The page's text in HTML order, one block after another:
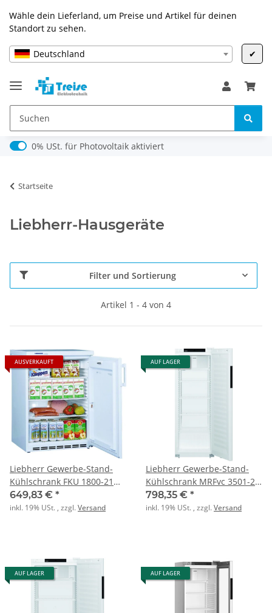
Wähle dein Lieferland, um Preise und Artikel für deinen
Standort zu sehen.
Deutschland ✔
0% USt. für Photovoltaik (§ 12 Abs. 3 UStG)
0% USt. für Photovoltaik aktiviert
Startseite
Liebherr-Hausgeräte
Filter und Sortierung
Artikel 1 - 4 von 4
AUSVERKAUFT
Liebherr Gewerbe-Stand-
Kühlschrank FKU 1800-21
001 statisch
649,83 € *
inkl. 19% USt. , zzgl.Versand
AUF LAGER
Liebherr Gewerbe-Stand-
Kühlschrank MRFvc 3501-20
001 ventiliert
798,35 € *
inkl. 19% USt. , zzgl.Versand
AUF LAGER AUF LAGER